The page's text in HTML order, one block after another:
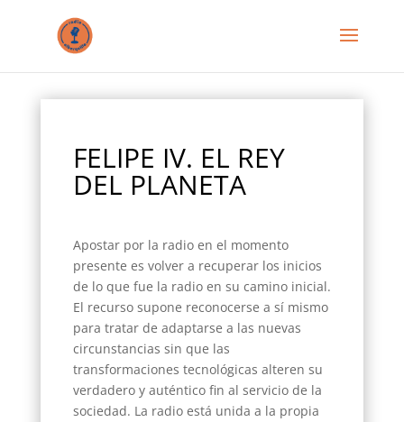
FELIPE IV. EL REY
DEL PLANETA
Apostar por la radio en el momento
presente es volver a recuperar los inicios
de lo que fue la radio en su camino inicial.
El recurso supone reconocerse a sí mismo
para tratar de adaptarse a las nuevas
circunstancias sin que las
transformaciones tecnológicas alteren su
verdadero y auténtico fin al servicio de la
sociedad. La radio está unida a la propia